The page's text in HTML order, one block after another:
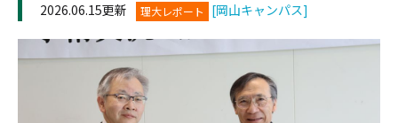
2026.06.15更新 理大レポート [岡山キャンパス]